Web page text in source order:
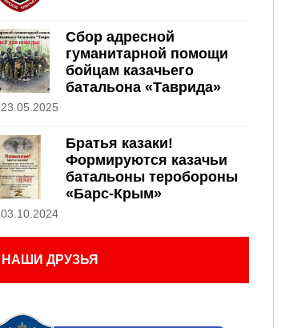
Сбор адресной
гуманитарной помощи
бойцам казачьего
батальона «Таврида»
23.05.2025
Братья казаки!
Формируются казачьи
батальоны теробороны
«Барс-Крым»
03.10.2024
НАШИ ДРУЗЬЯ